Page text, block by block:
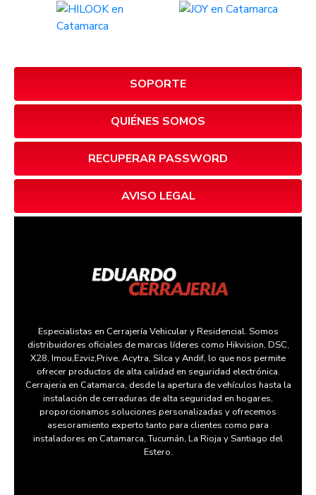
SOPORTE
QUIÉNES SOMOS
RECUPERAR PASSWORD
AVISO LEGAL
Especialistas en Cerrajería Vehicular y Residencial. Somos
distribuidores oficiales de marcas líderes como Hikvision, DSC,
X28, Imou,Ezviz,Prive, Acytra, Silca y Andif, lo que nos permite
ofrecer productos de alta calidad en seguridad electrónica.
Cerrajeria en Catamarca, desde la apertura de vehículos hasta la
instalación de cerraduras de alta seguridad en hogares,
proporcionamos soluciones personalizadas y ofrecemos
asesoramiento experto tanto para clientes como para
instaladores en Catamarca, Tucumán, La Rioja y Santiago del
Estero.